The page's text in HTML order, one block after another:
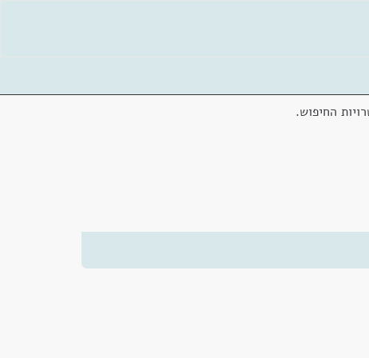
החיפוש.